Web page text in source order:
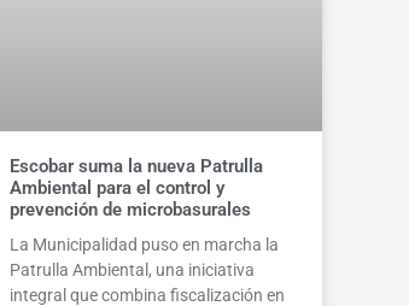
Escobar suma la nueva Patrulla
Ambiental para el control y
prevención de microbasurales
La Municipalidad puso en marcha la
Patrulla Ambiental, una iniciativa
integral que combina fiscalización en